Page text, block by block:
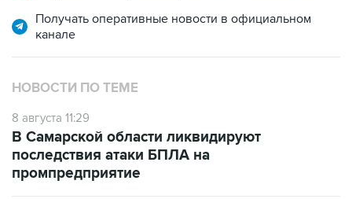
Получать оперативные новости в официальном
канале
НОВОСТИ ПО ТЕМЕ
8 августа 11:29
В Самарской области ликвидируют
последствия атаки БПЛА на
промпредприятие